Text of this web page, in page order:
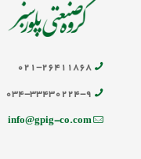
۰۲۱-۲۶۴۱۱۸۶۸
۰۳۴-۳۳۴۳۰۲۲۴-۹
info@gpig-co.com